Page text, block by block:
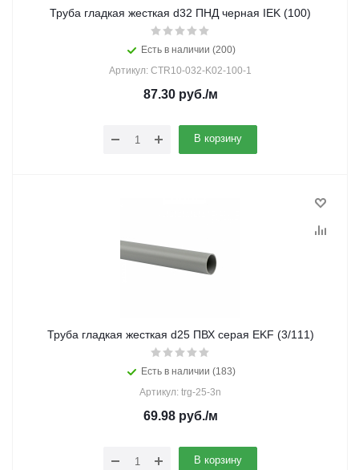
Труба гладкая жесткая d32 ПНД черная IEK (100)
Есть в наличии (200)
Артикул: CTR10-032-K02-100-1
87.30руб./м
В корзину
Труба гладкая жесткая d25 ПВХ серая EKF (3/111)
Есть в наличии (183)
Артикул: trg-25-3n
69.98руб./м
В корзину